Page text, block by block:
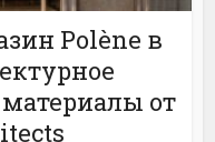
Polène в
от